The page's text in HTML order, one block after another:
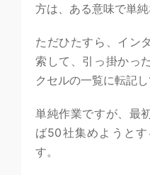
方は、ある意味で単
ただひたすら、イン
索して、引っ掛かっ
クセルの一覧に転記し
単純作業ですが、最
ば50社集めようと
す。